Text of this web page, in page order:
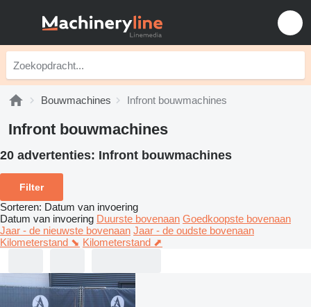
Bouwmachines Infront bouwmachines
Infront bouwmachines
20 advertenties: Infront bouwmachines
Filter
Sorteren: Datum van invoering
Datum van invoering Duurste bovenaan Goedkoopste bovenaan
Jaar - de nieuwste bovenaan Jaar - de oudste bovenaan
Kilometerstand ⬊ Kilometerstand ⬈